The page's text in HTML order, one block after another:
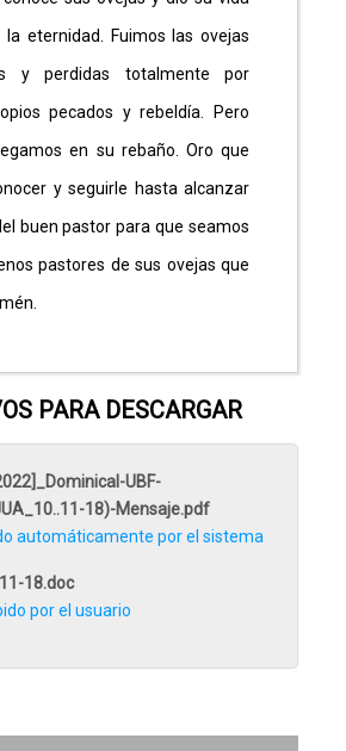
eternidad. Fuimos las ovejas
y perdidas totalmente por
pecados y rebeldía. Pero
en su rebaño. Oro que
y seguirle hasta alcanzar
buen pastor para que seamos
pastores de sus ovejas que
PARA DESCARGAR
UBF-
18)-Mensaje.pdf
automáticamente por el sistema
18.doc
por el usuario